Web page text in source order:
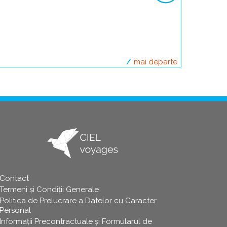
mai departedespre
info
Contact
Termeni și Condiții Generale
Politica de Prelucrare a Datelor cu Caracter
Personal
Informații Precontractuale și Formularul de